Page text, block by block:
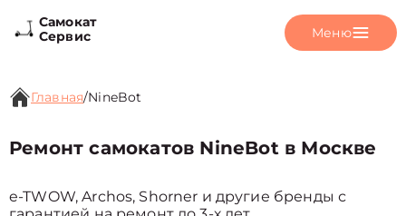
Самокат
Сервис
Меню
Главная/NineBot
Ремонт самокатов NineBot в Москве
e-TWOW, Archos, Shorner и другие бренды с